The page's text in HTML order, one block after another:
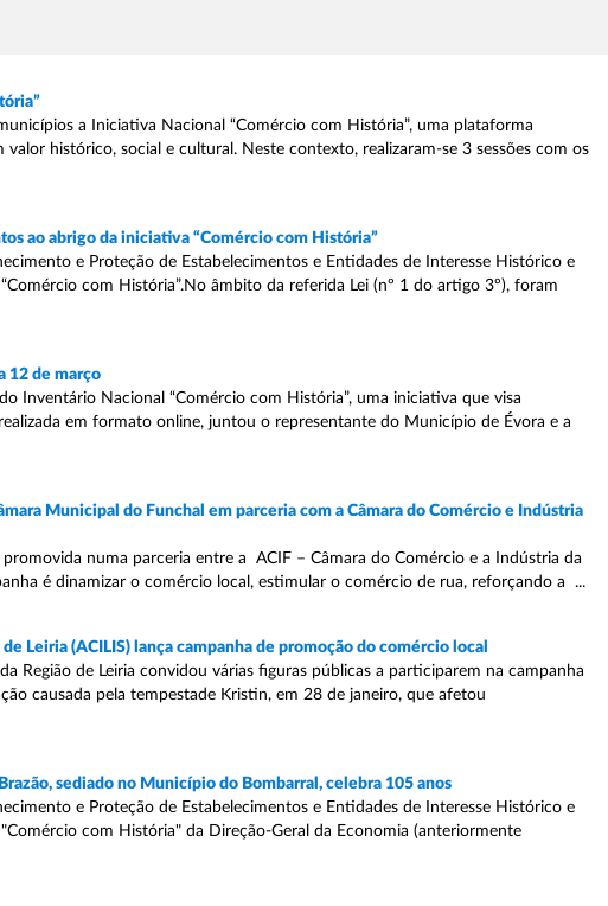
a Iniciativa Nacional “Comércio com História”, uma plataforma
histórico, social e cultural. Neste contexto, realizaram-se 3 sessões com os
ao abrigo da iniciativa “Comércio com História”
e Proteção de Estabelecimentos e Entidades de Interesse Histórico e
com História”.No âmbito da referida Lei (nº 1 do artigo 3º), foram
12 de março
Inventário Nacional “Comércio com História”, uma iniciativa que visa
em formato online, juntou o representante do Município de Évora e a
Municipal do Funchal em parceria com a Câmara do Comércio e Indústria
numa parceria entre a ACIF – Câmara do Comércio e a Indústria da
é dinamizar o comércio local, estimular o comércio de rua, reforçando a ...
Leiria (ACILIS) lança campanha de promoção do comércio local
Região de Leiria convidou várias figuras públicas a participarem na campanha
causada pela tempestade Kristin, em 28 de janeiro, que afetou
sediado no Município do Bombarral, celebra 105 anos
e Proteção de Estabelecimentos e Entidades de Interesse Histórico e
com História" da Direção-Geral da Economia (anteriormente